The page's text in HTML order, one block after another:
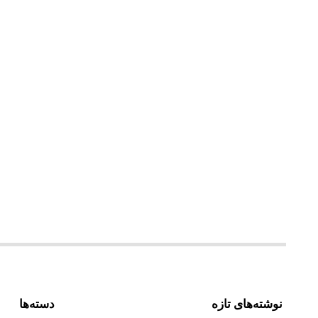
نوشته‌های تازه دسته‌ها